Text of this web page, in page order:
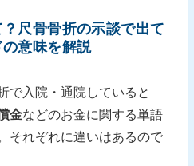
？尺骨骨折の示談で出て
の意味を解説
で入院・通院していると
金などのお金に関する単語
それぞれに違いはあるので